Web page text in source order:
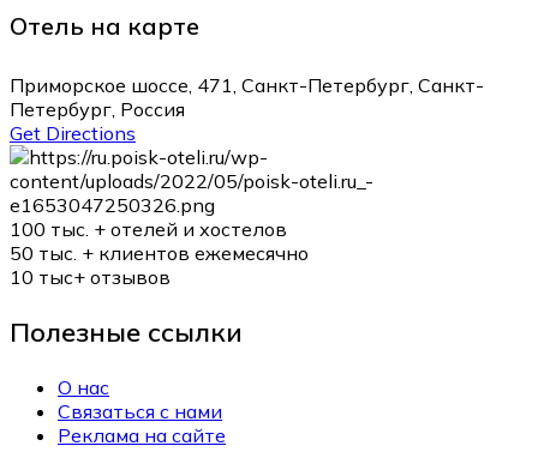
Отель на карте
Приморское шоссе, 471, Санкт-Петербург, Санкт-
Петербург, Россия
Get Directions
100 тыс. + отелей и хостелов
50 тыс. + клиентов ежемесячно
10 тыс+ отзывов
Полезные ссылки
О нас
Связаться с нами
Реклама на сайте